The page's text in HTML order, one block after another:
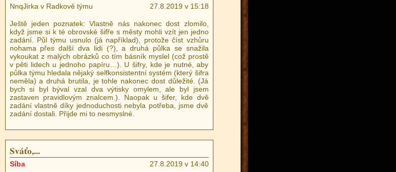
NnqJirka v Radkově týmu 27.8.2019 v 15:18
Ještě jeden poznatek: Vlastně nás nakonec dost zlomilo,
když jsme si k té obrovské šifře s městy mohli vzít jen jedno
zadání. Půl týmu usnulo (já například), protože číst vzhůru
nohama přes další dva lidi (?), a druhá půlka se snažila
vykoukat z malých obrázků co tím básník myslel (což prostě
v pěti lidech u jednoho papíru…). U šifry, kde je nutné, aby
půlka týmu hledala nějaký selfkonsistentní systém (který šifra
neměla) a druhá brutila, je tohle nakonec dost důležité. (Já
bych si byl býval vzal dva výtisky omylem, ale byl jsem
zastaven pravidlovým znalcem.). Naopak u šifer, kde dvě
zadání vlastně díky jednoduchosti nebyla potřeba, jsme dvě
zadání dostali. Přijde mi to nesmyslné.
Sváťo,...
Síba 27.8.2019 v 14:40